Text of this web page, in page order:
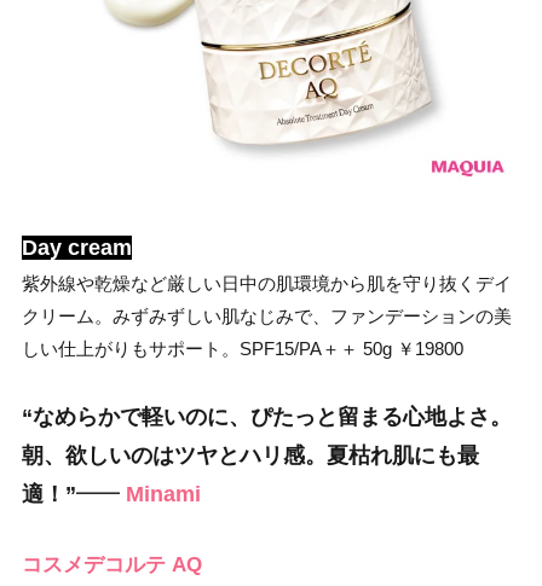
Day cream
紫外線や乾燥など厳しい日中の肌環境から肌を守り抜くデイ
クリーム。みずみずしい肌なじみで、ファンデーションの美
しい仕上がりもサポート。SPF15/PA＋＋ 50g ￥19800
“なめらかで軽いのに、ぴたっと留まる心地よさ。
朝、欲しいのはツヤとハリ感。 夏枯れ肌にも最
適！”━━ Minami
コスメデコルテ AQ